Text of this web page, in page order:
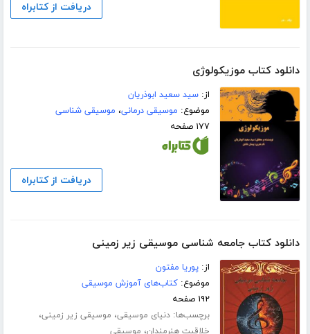
دریافت از کتابراه
دانلود کتاب موزیکولوژی
از:سید سعید ابوذریان
موضوع: موسیقی درمانی، موسیقی شناسی
۱۷۷ صفحه
دریافت از کتابراه
دانلود کتاب جامعه شناسی موسیقی زیر زمینی
از:پوریا مفتون
موضوع:کتاب‌های آموزش موسیقی
۱۹۲ صفحه
برچسب‌ها:دنیای موسیقی، موسیقی زیر زمینی،
خلاقیت هنرمندان، موسیقی